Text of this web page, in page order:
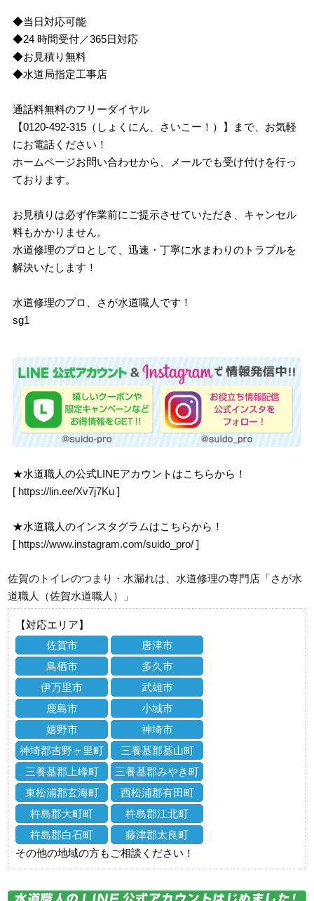
◆当日対応可能
◆24 時間受付／365日対応
◆お見積り無料
◆水道局指定工事店
通話料無料のフリーダイヤル
【0120-492-315（しょくにん、さいこー！）】まで、お気軽
にお電話ください！
ホームページお問い合わせから、メールでも受け付けを行っ
ております。
お見積りは必ず作業前にご提示させていただき、キャンセル
料もかかりません。
水道修理のプロとして、迅速・丁寧に水まわりのトラブルを
解決いたします！
水道修理のプロ、さが水道職人です！
sg1
★水道職人の公式LINEアカウントはこちらから！
[ https://lin.ee/Xv7j7Ku ]
★水道職人のインスタグラムはこちらから！
[ https://www.instagram.com/suido_pro/ ]
佐賀のトイレのつまり・水漏れは、水道修理の専門店「さが水
道職人（佐賀水道職人）」
【対応エリア】
佐賀市
唐津市
鳥栖市
多久市
伊万里市
武雄市
鹿島市
小城市
嬉野市
神埼市
神埼郡吉野ヶ里町
三養基郡基山町
三養基郡上峰町
三養基郡みやき町
東松浦郡玄海町
西松浦郡有田町
杵島郡大町町
杵島郡江北町
杵島郡白石町
藤津郡太良町
その他の地域の方もご相談ください！